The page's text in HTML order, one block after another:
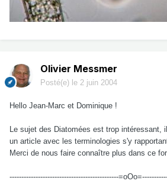
Olivier Messmer
Posté(e) le 2 juin 2004
Hello Jean-Marc et Dominique !
Le sujet des Diatomées est trop intéressant,
un article avec les terminologies s'y
Merci de nous faire connaître plus dans ce
----------------------------------------------